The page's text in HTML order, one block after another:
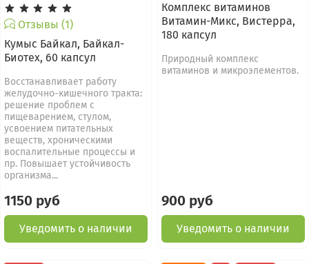
Отзывы (1)
Кумыс Байкал, Байкал-
Биотех, 60 капсул
Восстанавливает работу
желудочно-кишечного тракта:
решение проблем с
пищеварением, стулом,
усвоением питательных
веществ, хроническими
воспалительные процессы и
пр. Повышает устойчивость
организма...
1150 руб
Уведомить о наличии
Комплекс витаминов
Витамин-Микс, Вистерра,
180 капсул
Природный комплекс
витаминов и микроэлементов.
900 руб
Уведомить о наличии